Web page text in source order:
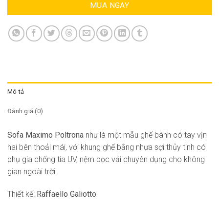
MUA NGAY
Mô tả
Đánh giá (0)
Sofa Maximo Poltrona như là một mẫu ghế bành có tay vịn
hai bên thoải mái, với khung ghế bằng nhựa sợi thủy tinh có
phụ gia chống tia UV, nệm bọc vải chuyên dụng cho không
gian ngoài trời.
Thiết kế: Raffaello Galiotto